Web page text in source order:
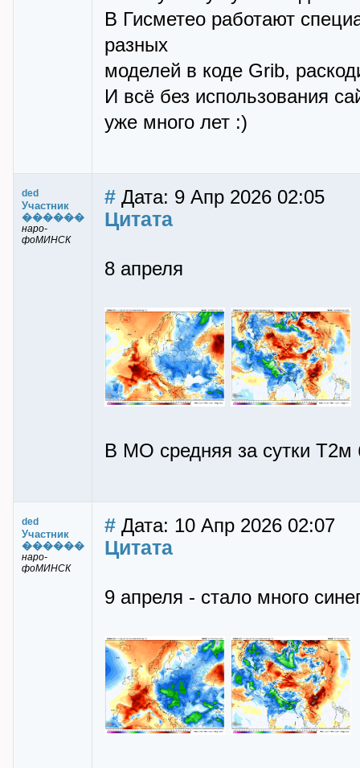
В Гисметео работают
разных
моделей в коде Grib,
И всё без использования
уже много лет :)
ded
Участник
������
наро-
фоМИНСК
# Дата: 9 Апр 2026 02:05
Цитата
8 апреля
В МО средняя за сутки Т2м
ded
Участник
������
наро-
фоМИНСК
# Дата: 10 Апр 2026 02:07
Цитата
9 апреля - стало много